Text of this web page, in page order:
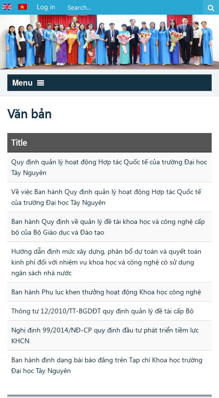
Log in
Menu
Văn bản
Title
Quy định quản lý hoạt động Hợp tác Quốc tế của trường Đại học
Tây Nguyên
Về việc Ban hành Quy định quản lý hoạt động Hợp tác Quốc tế
của trường Đại học Tây Nguyên
Ban hành Quy định về quản lý đề tài khoa học và công nghệ cấp
bộ của Bộ Giáo dục và Đào tạo
Hướng dẫn định mức xây dựng, phân bổ dự toán và quyết toán
kinh phí đối với nhiệm vụ khoa học và công nghệ có sử dụng
ngân sách nhà nước
Ban hành Phụ lục khen thưởng hoạt động Khoa học công nghệ
Thông tư 12/2010/TT-BGDĐT quy định quản lý đề tài cấp Bộ
Nghị định 99/2014/NĐ-CP quy định đầu tư phát triển tiềm lực
KHCN
Ban hành định dạng bài báo đăng trên Tạp chí Khoa học trường
Đại học Tây Nguyên